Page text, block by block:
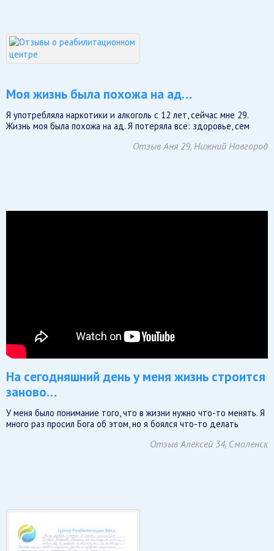
Моя жизнь была похожа на ад…
Я употребляла наркотики и алкоголь с 12 лет, сейчас мне 29.
Жизнь моя была похожа на ад. Я потеряла все: здоровье, сем
Отзыв Аня 29, Нижний Новгород
На сегодняшний день у меня жизнь строится
заново…
У меня было понимание того, что в жизни нужно что-то менять. Я
много раз просил Бога об этом, но я боялся что-то делать
Отзыв Алексей 34, Смоленск